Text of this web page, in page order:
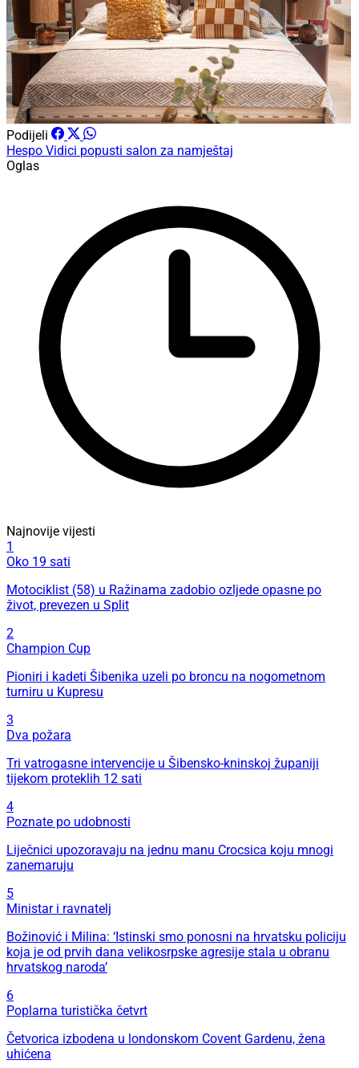
Podijeli
Hespo Vidici popusti salon za namještaj
Oglas
Najnovije vijesti
1
Oko 19 sati
Motociklist (58) u Ražinama zadobio ozljede opasne po
život, prevezen u Split
2
Champion Cup
Pioniri i kadeti Šibenika uzeli po broncu na nogometnom
turniru u Kupresu
3
Dva požara
Tri vatrogasne intervencije u Šibensko-kninskoj županiji
tijekom proteklih 12 sati
4
Poznate po udobnosti
Liječnici upozoravaju na jednu manu Crocsica koju mnogi
zanemaruju
5
Ministar i ravnatelj
Božinović i Milina: ‘Istinski smo ponosni na hrvatsku policiju
koja je od prvih dana velikosrpske agresije stala u obranu
hrvatskog naroda’
6
Poplarna turistička četvrt
Četvorica izbodena u londonskom Covent Gardenu, žena
uhićena